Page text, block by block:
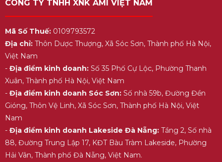
CÔNG TY TNHH XNK AMI VIỆT NAM
Mã Số Thuế:0109793572
Địa chỉ:Thôn Dược Thượng, Xã Sóc Sơn, Thành phố Hà Nội,
Việt Nam
- Địa điểm kinh doanh:Số 35 Phố Cự Lộc, Phường Thanh
Xuân, Thành phố Hà Nội, Việt Nam
- Địa điểm kinh doanh Sóc Sơn:Số nhà 59b, Đường Đền
Gióng, Thôn Vệ Linh, Xã Sóc Sơn, Thành phố Hà Nội, Việt
Nam
- Địa điểm kinh doanh Lakeside Đà Nẵng:Tầng 2, Số nhà
88, Đường Trung Lập 17, KĐT Bàu Tràm Lakeside, Phường
Hải Vân, Thành phố Đà Nẵng, Việt Nam.